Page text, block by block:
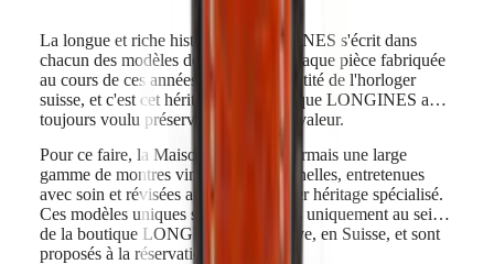
La longue et riche histoire de LONGINES s'écrit dans
chacun des modèles de la marque. Chaque pièce fabriquée
au cours de ces années construit l'identité de l'horloger
suisse, et c'est cet héritage historique que LONGINES a
toujours voulu préserver et mettre en valeur.
Pour ce faire, la Maison propose désormais une large
gamme de montres vintage exceptionnelles, entretenues
avec soin et révisées au sein de l'atelier héritage spécialisé.
Ces modèles uniques sont disponibles uniquement au sein
de la boutique LONGINES de Genève, en Suisse, et sont
proposés à la réservation en ligne.